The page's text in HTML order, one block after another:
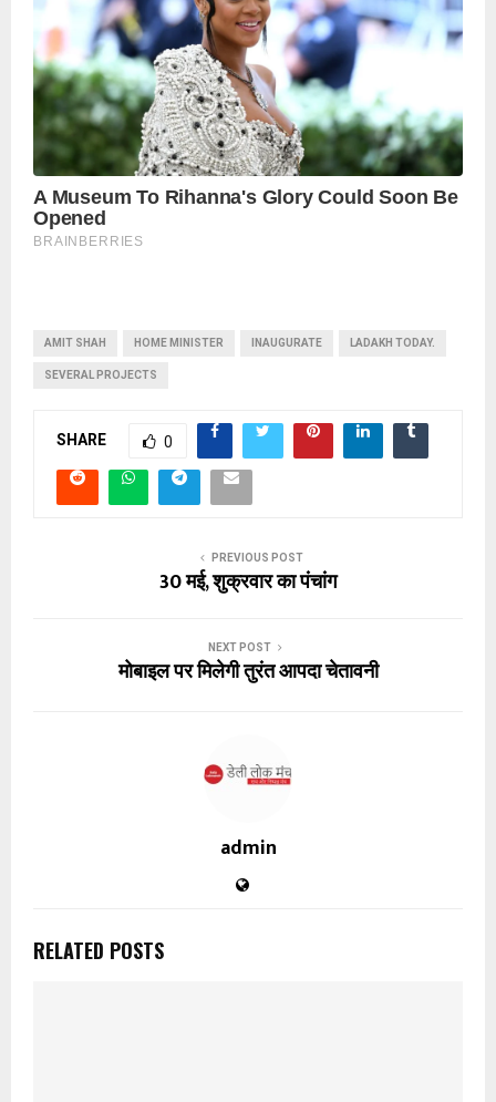
AMIT SHAH HOME MINISTER INAUGURATE LADAKH TODAY.
SEVERAL PROJECTS
SHARE 0
PREVIOUS POST
30 मई, शुक्रवार का पंचांग
NEXT POST
मोबाइल पर मिलेगी तुरंत आपदा चेतावनी
admin
RELATED POSTS